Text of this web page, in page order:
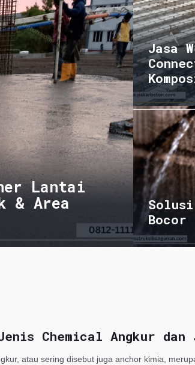
Lantai
& Area
Jasa
Bocor
Chemical Angkur dan
atau sering disebut juga anchor kimia,